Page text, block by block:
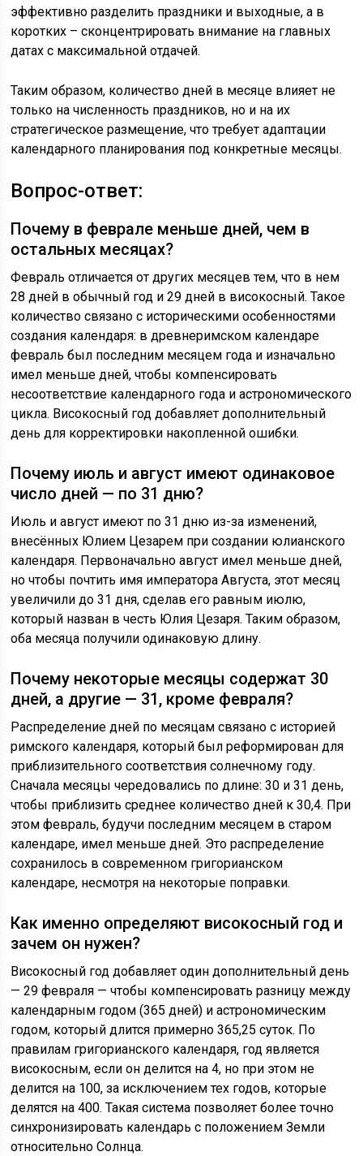
эффективно разделить праздники и выходные, а в
коротких – сконцентрировать внимание на главных
датах с максимальной отдачей.
Таким образом, количество дней в месяце влияет не
только на численность праздников, но и на их
стратегическое размещение, что требует адаптации
календарного планирования под конкретные месяцы.
Вопрос-ответ:
Почему в феврале меньше дней, чем в
остальных месяцах?
Февраль отличается от других месяцев тем, что в нем
28 дней в обычный год и 29 дней в високосный. Такое
количество связано с историческими особенностями
создания календаря: в древнеримском календаре
февраль был последним месяцем года и изначально
имел меньше дней, чтобы компенсировать
несоответствие календарного года и астрономического
цикла. Високосный год добавляет дополнительный
день для корректировки накопленной ошибки.
Почему июль и август имеют одинаковое
число дней — по 31 дню?
Июль и август имеют по 31 дню из-за изменений,
внесённых Юлием Цезарем при создании юлианского
календаря. Первоначально август имел меньше дней,
но чтобы почтить имя императора Августа, этот месяц
увеличили до 31 дня, сделав его равным июлю,
который назван в честь Юлия Цезаря. Таким образом,
оба месяца получили одинаковую длину.
Почему некоторые месяцы содержат 30
дней, а другие — 31, кроме февраля?
Распределение дней по месяцам связано с историей
римского календаря, который был реформирован для
приблизительного соответствия солнечному году.
Сначала месяцы чередовались по длине: 30 и 31 день,
чтобы приблизить среднее количество дней к 30,4. При
этом февраль, будучи последним месяцем в старом
календаре, имел меньше дней. Это распределение
сохранилось в современном григорианском
календаре, несмотря на некоторые поправки.
Как именно определяют високосный год и
зачем он нужен?
Високосный год добавляет один дополнительный день
— 29 февраля — чтобы компенсировать разницу между
календарным годом (365 дней) и астрономическим
годом, который длится примерно 365,25 суток. По
правилам григорианского календаря, год является
високосным, если он делится на 4, но при этом не
делится на 100, за исключением тех годов, которые
делятся на 400. Такая система позволяет более точно
синхронизировать календарь с положением Земли
относительно Солнца.